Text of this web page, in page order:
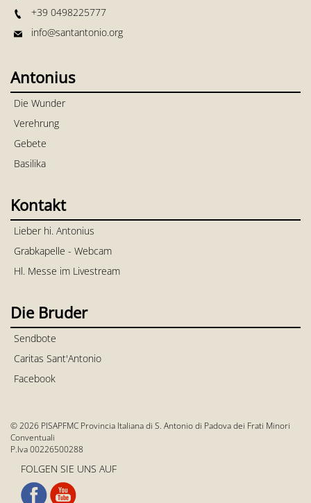
+39 0498225777
info@santantonio.org
Antonius
Die Wunder
Verehrung
Gebete
Basilika
Kontakt
Lieber hi. Antonius
Grabkapelle - Webcam
Hl. Messe im Livestream
Die Bruder
Sendbote
Caritas Sant'Antonio
Facebook
© 2026 PISAPFMC Provincia Italiana di S. Antonio di Padova dei Frati Minori
Conventuali
P.Iva 00226500288
FOLGEN SIE UNS AUF